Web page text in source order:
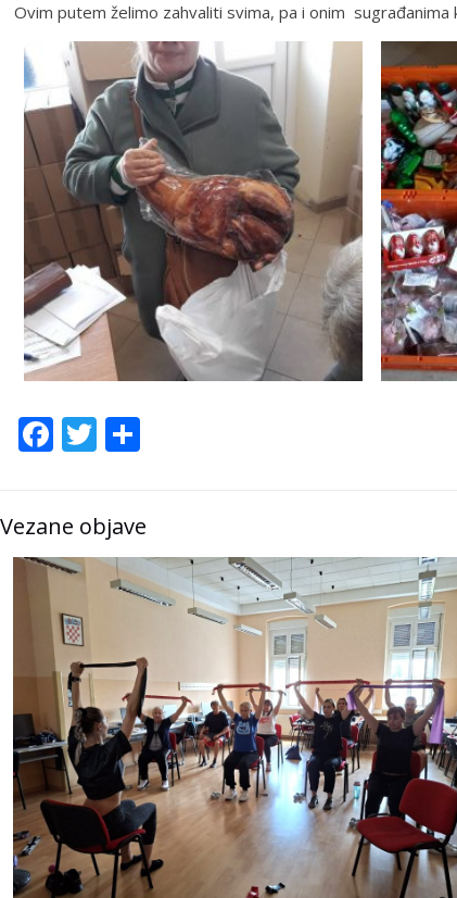
Ovim putem želimo zahvaliti svima, pa i onim
Facebook
Twitter
Vezane objave